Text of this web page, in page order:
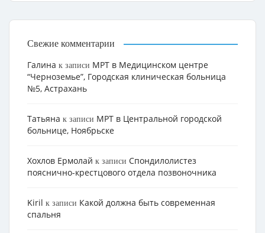
Свежие комментарии
Галина к записи МРТ в Медицинском центре
“Черноземье”, Городская клиническая больница
№5, Астрахань
Татьяна к записи МРТ в Центральной городской
больнице, Ноябрьске
Хохлов Ермолай к записи Cпондилолистез
пояснично-крестцового отдела позвоночника
Kiril к записи Какой должна быть современная
спальня